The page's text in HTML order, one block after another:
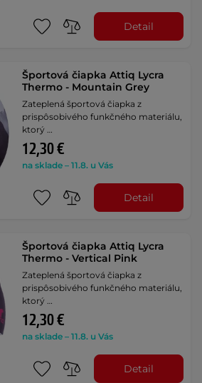
Detail
Športová čiapka Attiq Lycra
Thermo - Mountain Grey
Zateplená športová čiapka z
prispôsobivého funkčného materiálu,
ktorý …
12,30 €
na sklade – 11.8. u Vás
Detail
Športová čiapka Attiq Lycra
Thermo - Vertical Pink
Zateplená športová čiapka z
prispôsobivého funkčného materiálu,
ktorý …
12,30 €
na sklade – 11.8. u Vás
Detail